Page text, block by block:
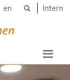
en Intern